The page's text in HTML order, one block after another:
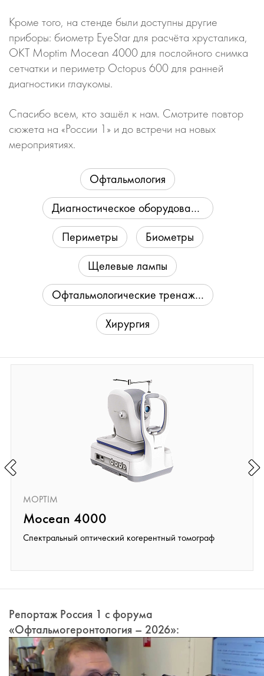
Кроме того, на стенде были доступны другие
приборы: биометр EyeStar для расчёта хрусталика,
ОКТ Moptim Mocean 4000 для послойного снимка
сетчатки и периметр Octopus 600 для ранней
диагностики глаукомы.
Спасибо всем, кто зашёл к нам. Смотрите повтор
сюжета на «России 1» и до встречи на новых
мероприятиях.
Офтальмология
Диагностическое оборудование для офтальмологии
Периметры
Биометры
Щелевые лампы
Офтальмологические тренажёры и симуляторы
Хирургия
MOPTIM
Mocean 4000
Спектральный оптический когерентный томограф
Репортаж Россия 1 с форума
«Офтальмогеронтология – 2026»: